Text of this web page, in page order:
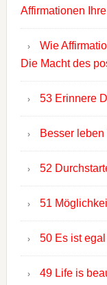
Affirmationen
Wie
Die Macht des
53 Erinnere
Besser leben
52
51
50 Es ist
49 Life is